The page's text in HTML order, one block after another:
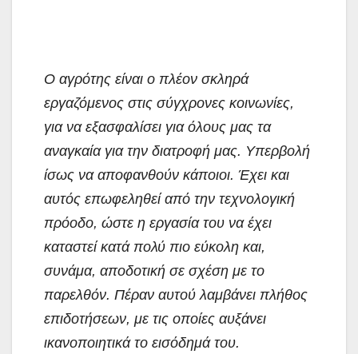
Ο αγρότης είναι ο πλέον σκληρά
εργαζόμενος στις σύγχρονες κοινωνίες,
για να εξασφαλίσει για όλους μας τα
αναγκαία για την διατροφή μας. Υπερβολή
ίσως να αποφανθούν κάποιοι. Έχει και
αυτός επωφεληθεί από την τεχνολογική
πρόοδο, ώστε η εργασία του να έχει
καταστεί κατά πολύ πιο εύκολη και,
συνάμα, αποδοτική σε σχέση με το
παρελθόν. Πέραν αυτού λαμβάνει πλήθος
επιδοτήσεων, με τις οποίες αυξάνει
ικανοποιητικά το εισόδημά του.